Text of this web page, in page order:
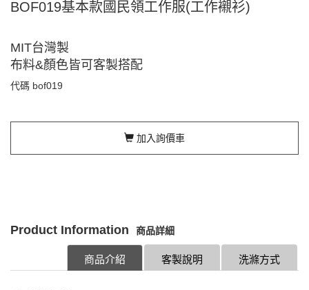
BOF019基本款國民領工作服(工作襯衫)
MIT台灣製
布料&顏色皆可客製搭配
代碼 bof019
加入詢價車
Product Information 商品詳細
洗滌方式
客製說明
商品介紹